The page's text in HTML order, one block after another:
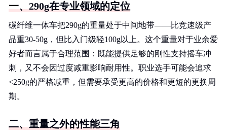
一、290g在专业领域的定位
碳纤维一体车把290g的重量处于中间地带——比竞速级产
品重30-50g，但比入门级轻100g以上。这个重量对于业余爱
好者而言属于合理范围：既能提供足够的刚性支持摇车冲
刺，又不会因过度减重影响耐用性。职业选手可能会追求
<250g的严格减重，但需要承受更高的价格和更短的更换周
期。
二、重量之外的性能三角